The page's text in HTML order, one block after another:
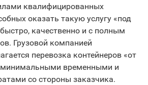
квалифицированных
оказать такую услугу «под
качественно и с полным
Грузовой компанией
перевозка контейнеров «от
минимальными временными и
со стороны заказчика.